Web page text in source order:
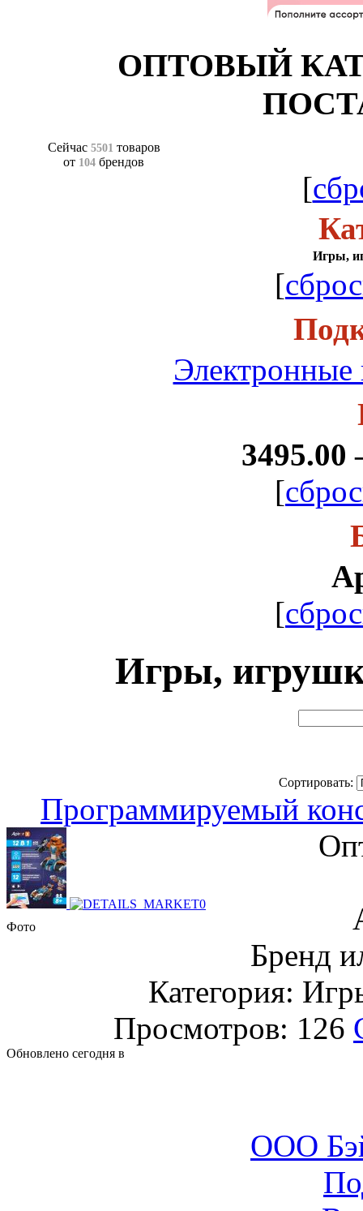
ОПТОВЫЙ
Сейчас 5501 товаров
от 104 брендов
[
Игры,
[
3495.00
[
[
Игры,
Сортировать:
Программируемый
Фото
Бренд
Категория:
Просмотров: 126
Обновлено сегодня в
ООО